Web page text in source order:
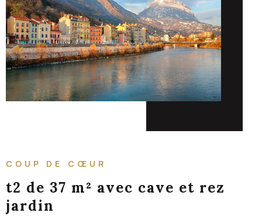
COUP DE CŒUR
t2 de 37 m² avec cave et rez
jardin